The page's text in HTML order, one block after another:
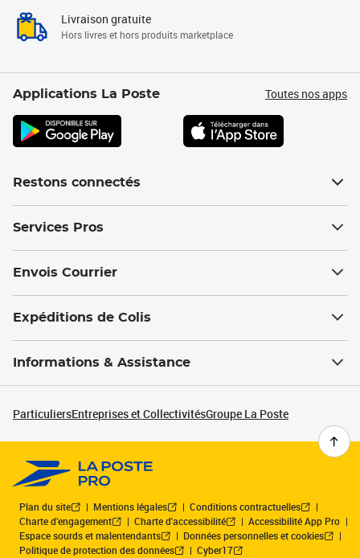
Livraison gratuite
Hors livres et hors produits marketplace
Applications La Poste Toutes nos apps
Restons connectés
Services Pros
Envois Courrier
Expéditions de Colis
Informations & Assistance
ParticuliersEntreprises et CollectivitésGroupe La Poste
Plan du site Mentions légales
Conditions contractuelles
Charte d’engagement
Charte d'accessibilité
Accessibilité App Pro
Espace sourds et malentendants
Données personnelles et cookies
Politique de protection des données
Cyber17